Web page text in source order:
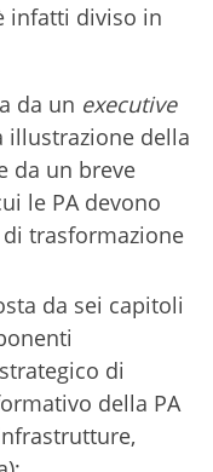
infatti diviso in
da un executive
illustrazione della
da un breve
le PA devono
trasformazione
da sei capitoli
di
della PA